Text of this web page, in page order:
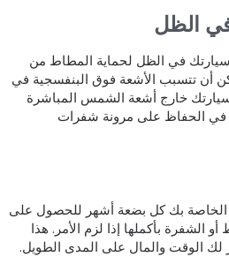
في الظل لحماية المطاط من
تتسبب الأشعة فوق البنفسجية في
خارج أشعة الشمس المباشرة
الحفاظ على مرونة شفرات
بك كل بضعة أشهر للحصول على
بأكملها إذا لزم الأمر. هذا
الوقت والمال على المدى الطويل.